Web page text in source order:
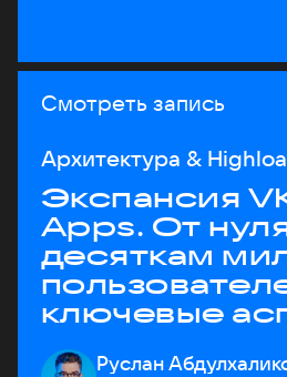
Смотреть запись
Архитектура &
Экспансия
Apps. От
десяткам
ключевые
архитектуры
Руслан